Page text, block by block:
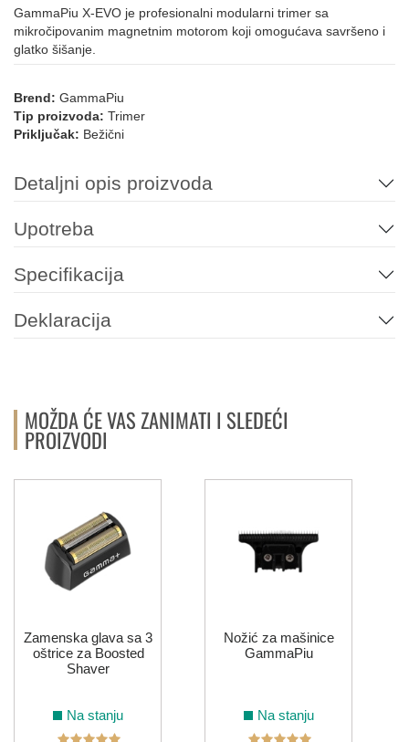
GammaPiu X-EVO je profesionalni modularni trimer sa
mikročipovanim magnetnim motorom koji omogućava savršeno i
glatko šišanje.
Brend: GammaPiu
Tip proizvoda: Trimer
Priključak: Bežični
Detaljni opis proizvoda
Upotreba
Specifikacija
Deklaracija
MOŽDA ĆE VAS ZANIMATI I SLEDEĆI
PROIZVODI
Zamenska glava sa 3
oštrice za Boosted
Shaver
Na stanju
Nožić za mašinice
GammaPiu
Na stanju